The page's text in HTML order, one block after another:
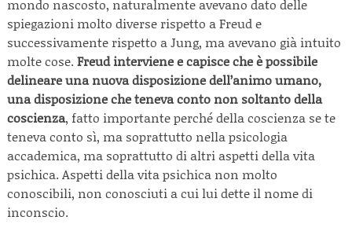
mondo nascosto, naturalmente avevano dato delle
spiegazioni molto diverse rispetto a Freud e
successivamente rispetto a Jung, ma avevano già intuito
molte cose. Freud interviene e capisce che è possibile
delineare una nuova disposizione dell’animo umano,
una disposizione che teneva conto non soltanto della
coscienza, fatto importante perché della coscienza se te
teneva conto sì, ma soprattutto nella psicologia
accademica, ma soprattutto di altri aspetti della vita
psichica. Aspetti della vita psichica non molto
conoscibili, non conosciuti a cui lui dette il nome di
inconscio.